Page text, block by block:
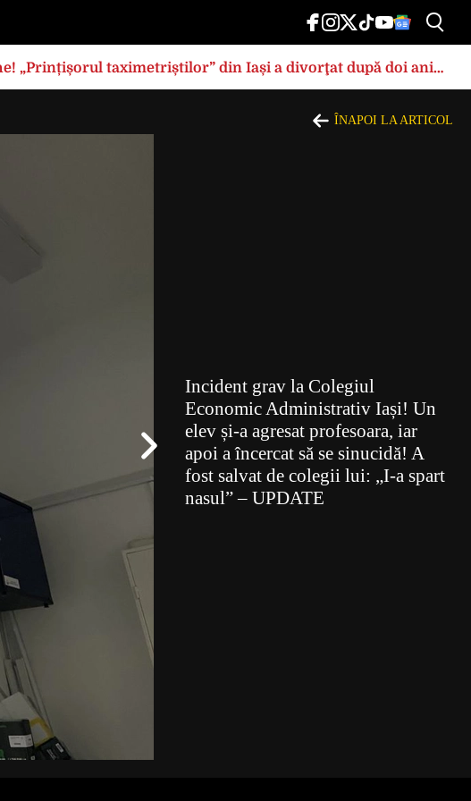
„Prințișorul taximetriștilor” din Iași a divorţat după doi ani
ÎNAPOI LA ARTICOL
Incident grav la Colegiul
Economic Administrativ Iași! Un
elev și-a agresat profesoara, iar
apoi a încercat să se sinucidă! A
fost salvat de colegii lui: „I-a spart
nasul” – UPDATE